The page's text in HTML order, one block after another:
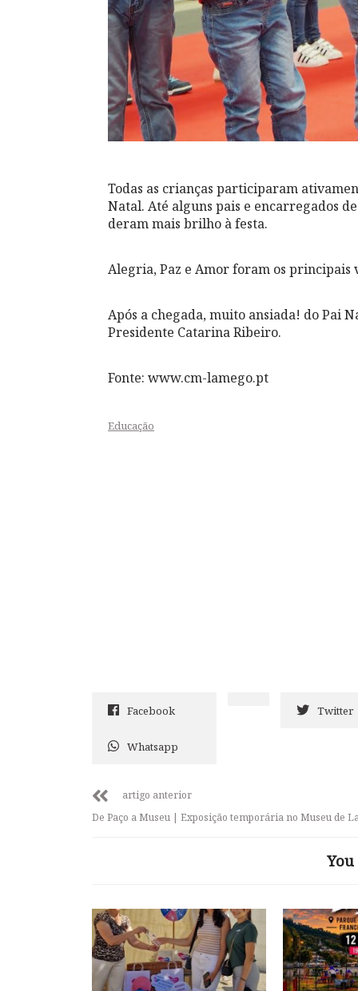
Todas as crianças participaram
Natal. Até alguns pais e encarregados
deram mais brilho à festa.
Alegria, Paz e Amor foram os principais
Após a chegada, muito ansiada! do Pai
Presidente Catarina Ribeiro.
Fonte: www.cm-lamego.pt
Educação
Facebook Twitter
Whatsapp
artigo anterior
De Paço a Museu | Exposição temporária no Museu de